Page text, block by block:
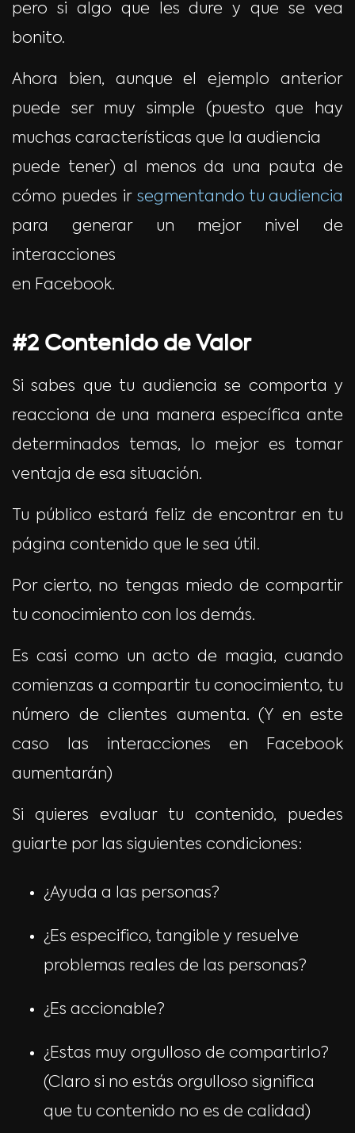
pero si algo que les dure y que se vea
bonito.
Ahora bien, aunque el ejemplo anterior
puede ser muy simple (puesto que hay
muchas características que la audiencia
puede tener) al menos da una pauta de
cómo puedes ir segmentando tu audiencia
para generar un mejor nivel de
interacciones
en Facebook.
#2 Contenido de Valor
Si sabes que tu audiencia se comporta y
reacciona de una manera específica ante
determinados temas, lo mejor es tomar
ventaja de esa situación.
Tu público estará feliz de encontrar en tu
página contenido que le sea útil.
Por cierto, no tengas miedo de compartir
tu conocimiento con los demás.
Es casi como un acto de magia, cuando
comienzas a compartir tu conocimiento, tu
número de clientes aumenta. (Y en este
caso las interacciones en Facebook
aumentarán)
Si quieres evaluar tu contenido, puedes
guiarte por las siguientes condiciones:
¿Ayuda a las personas?
¿Es especifico, tangible y resuelve
problemas reales de las personas?
¿Es accionable?
¿Estas muy orgulloso de compartirlo?
(Claro si no estás orgulloso significa
que tu contenido no es de calidad)